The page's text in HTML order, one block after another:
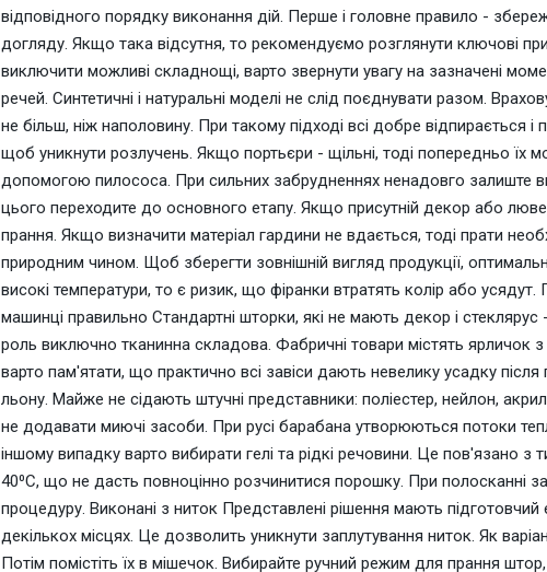
відповідного порядку виконання дій. Перше і головне правило -
догляду. Якщо така відсутня, то рекомендуємо розглянути ключові
виключити можливі складнощі, варто звернути увагу на зазначені
речей. Синтетичні і натуральні моделі не слід поєднувати разом.
не більш, ніж наполовину. При такому підході всі добре відпирається
щоб уникнути розлучень. Якщо портьєри - щільні, тоді попередньо
допомогою пилососа. При сильних забрудненнях ненадовго залиште
цього переходите до основного етапу. Якщо присутній декор або
прання. Якщо визначити матеріал гардини не вдається, тоді прати
природним чином. Щоб зберегти зовнішній вигляд продукції,
високі температури, то є ризик, що фіранки втратять колір або
машинці правильно Стандартні шторки, які не мають декор і
роль виключно тканинна складова. Фабричні товари містять ярличок
варто пам'ятати, що практично всі завіси дають невелику усадку
льону. Майже не сідають штучні представники: поліестер, нейлон,
не додавати миючі засоби. При русі барабана утворюються потоки
іншому випадку варто вибирати гелі та рідкі речовини. Це пов'язано
40⁰С, що не дасть повноцінно розчинитися порошку. При полосканні
процедуру. Виконані з ниток Представлені рішення мають
декількох місцях. Це дозволить уникнути заплутування ниток. Як
Потім помістіть їх в мішечок. Вибирайте ручний режим для прання